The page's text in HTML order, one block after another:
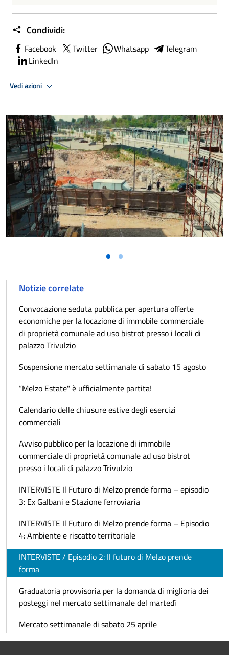
Condividi:
Facebook Twitter Whatsapp
Telegram
LinkedIn
Vedi azioni
Vai alla slide 1
Vai alla slide 2
Notizie correlate
Convocazione seduta pubblica per apertura offerte
economiche per la locazione di immobile commerciale
di proprietà comunale ad uso bistrot presso i locali di
palazzo Trivulzio
Sospensione mercato settimanale di sabato 15 agosto
“Melzo Estate" è ufficialmente partita!
Calendario delle chiusure estive degli esercizi
commerciali
Avviso pubblico per la locazione di immobile
commerciale di proprietà comunale ad uso bistrot
presso i locali di palazzo Trivulzio
INTERVISTE Il Futuro di Melzo prende forma – episodio
3: Ex Galbani e Stazione ferroviaria
INTERVISTE Il Futuro di Melzo prende forma – Episodio
4: Ambiente e riscatto territoriale
INTERVISTE / Episodio 2: Il futuro di Melzo prende
forma
Graduatoria provvisoria per la domanda di miglioria dei
posteggi nel mercato settimanale del martedì
Mercato settimanale di sabato 25 aprile